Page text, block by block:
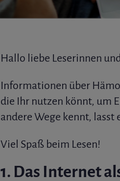
Hallo liebe Leserinnen
Informationen über
die Ihr nutzen könnt, um
andere Wege kennt, lasst
Viel Spaß beim Lesen!
1. Das Internet